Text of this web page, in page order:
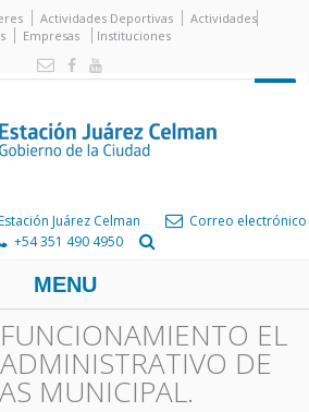
Actividades Deportivas
Actividades
Empresas Instituciones
Juárez Celman
Correo electrónico
+54 351 490 4950
MENU
EL
DE
MUNICIPAL.